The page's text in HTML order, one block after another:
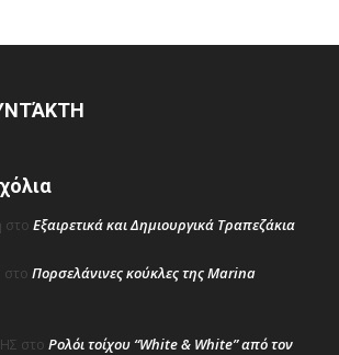
στο Εξαιρετικά και Δημιουργικά Τραπεζάκια
στο Πορσελάνινες κούκλες της Marina
στο Ρολόι τοίχου “White & White” από τον